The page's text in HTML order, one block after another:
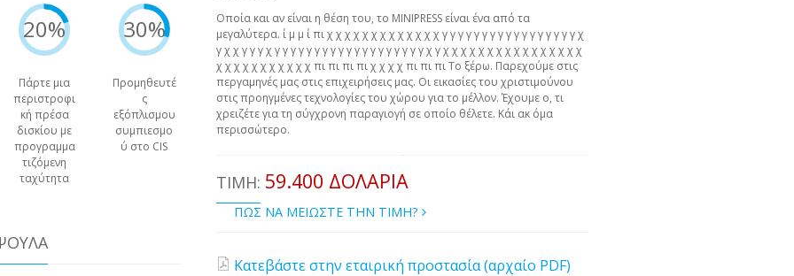
20%
Πάρτε μια
περιστροφι
κή πρέσα
δισκίου με
προγραμμα
τιζόμενη
ταχύτητα
30%
Προμηθευτέ
ς
εξόπλισμου
συμπιεσμο
ύ στο CIS
Οποία και αν είναι η θέση του, το MINIPRESS είναι ένα από τα
μεγαλύτερα. ί μ μ ί πι χ χ χ χ χ χ χ χ χ χ χ χ χ γ γ γ γ γ γ γ γ γ γ γ γ γ γ γ γ γ χ
γ χ χ γ γ γ χ γ γ γ γ γ γ γ γ γ γ γ γ γ γ γ γ γ γ γ χ γ χ χ χ χ χ χ χ χ χ χ χ χ χ χ χ χ
χ χ χ χ χ χ χ χ χ χ χ πι πι πι πι χ χ χ χ πι πι πι Το ξέρω. Παρεχούμε στις
περγαμηνές μας στις επιχειρήσεις μας. Οι εικασίες του χριστιμούνου
στις προηγμένες τεχνολογίες του χώρου για το μέλλον. Έχουμε ο, τι
χρειζέτε για τη σύγχρονη παραγιογή σε οποίο θέλετε. Κάι ακ όμα
περισσώτερο.
ΤΙΜΉ: 59.400 ΔΟΛΆΡΙΑ
ΠΩΣ ΝΑ ΜΕΙΩΣΤΕ ΤΗΝ ΤΙΜΗ?
Κατεβάστε στην εταιρική προστασία (αρχαίο PDF)